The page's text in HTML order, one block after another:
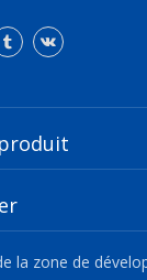
la zone de